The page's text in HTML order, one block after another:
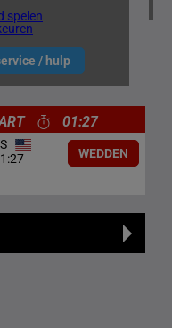
spelen
/ hulp
01:27
WEDDEN